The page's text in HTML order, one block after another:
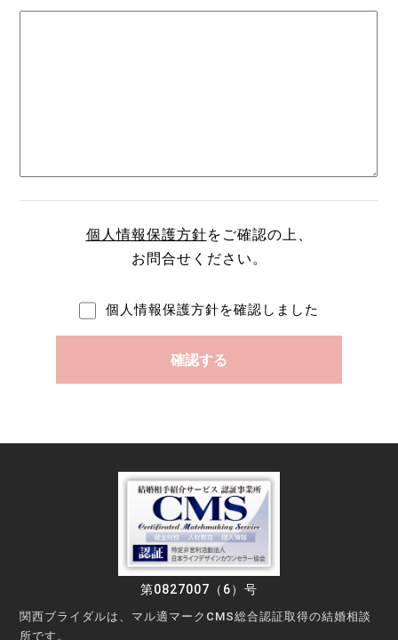
個人情報保護方針をご確認の上、
お問合せください。
個人情報保護方針を確認しました
第0827007（6）号
関西ブライダルは、マル適マークCMS総合認証取得の結婚相談
所です。